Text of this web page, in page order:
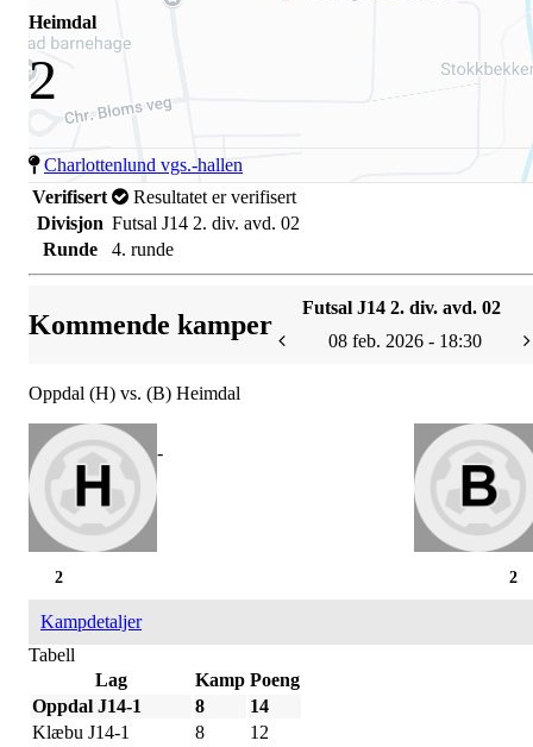
Heimdal
2
Charlottenlund vgs.-hallen
Verifisert
Resultatet er verifisert
Divisjon Futsal J14 2. div. avd. 02
Runde
4. runde
Kommende kamper
Futsal J14 2. div. avd. 02
08 feb. 2026 - 18:30
Oppdal (H) vs. (B) Heimdal
-
2
2
Kampdetaljer
Tabell
Lag
Kamp Poeng
Oppdal J14-1
8
14
Klæbu J14-1
8
12